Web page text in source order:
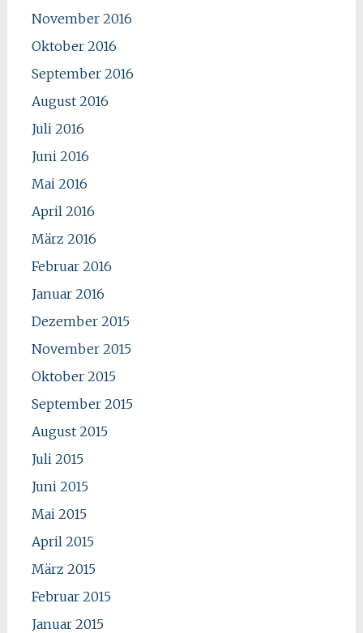
November 2016
Oktober 2016
September 2016
August 2016
Juli 2016
Juni 2016
Mai 2016
April 2016
März 2016
Februar 2016
Januar 2016
Dezember 2015
November 2015
Oktober 2015
September 2015
August 2015
Juli 2015
Juni 2015
Mai 2015
April 2015
März 2015
Februar 2015
Januar 2015